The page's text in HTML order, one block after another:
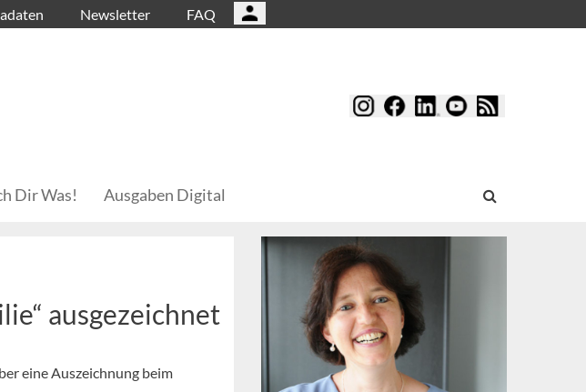
Newsletter FAQ
Dir Was! Ausgaben Digital
ausgezeichnet
eine Auszeichnung beim